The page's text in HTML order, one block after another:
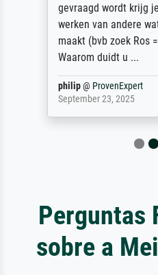
gevraagd wordt krijg
werken van andere
maakt (bvb zoek Ros
Waarom duidt u ...
philip@ ProvenExpert
September 23, 2025
Perguntas
sobre a